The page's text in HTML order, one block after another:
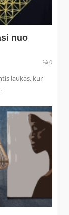
nuo
0
laukas, kur